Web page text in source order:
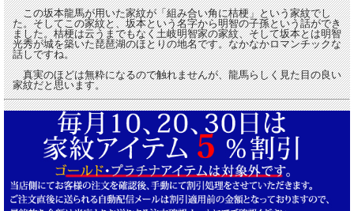
この坂本龍馬が用いた家紋が「組み合い角に桔梗」という家紋でし
た。そしてこの家紋と、坂本という名字から明智の子孫という話ができ
ました。桔梗は云うまでもなく土岐明智家の家紋、そして坂本とは明智
光秀が城を築いた琵琶湖のほとりの地名です。なかなかロマンチックな
話しですね。
真実のほどは無粋になるので触れませんが、龍馬らしく見た目の良い
家紋だと思います。